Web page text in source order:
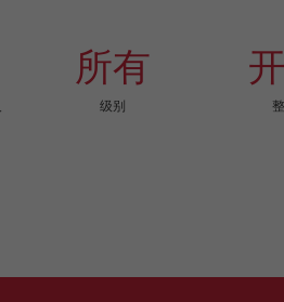
所有
级别